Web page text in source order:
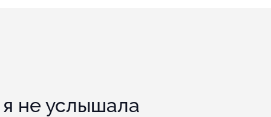
не услышала